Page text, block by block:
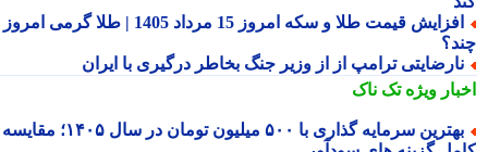
افزایش قیمت طلا و سکه امروز 15 مرداد 1405 | طلا گرمی امروز
ترامپ از از وزیر جنگ بخاطر درگیری با ایران
ویژهتک ناک
بهترین سرمایه گذاری با ۵۰۰ میلیون تومان در سال ۱۴۰۵؛ مقایسه